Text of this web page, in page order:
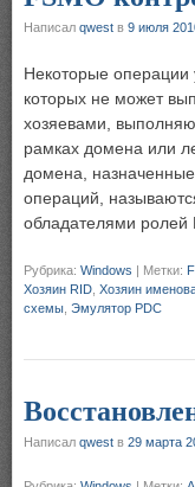
Написал qwest в 9 июля
Некоторые
которых не может
хозяевами,
рамках домена или
домена,
операций,
обладателями ролей
Рубрика: Windows | Метки:
Хозяин RID Хозяин
схемы Эмулятор PDC
Написал qwest в 29 марта